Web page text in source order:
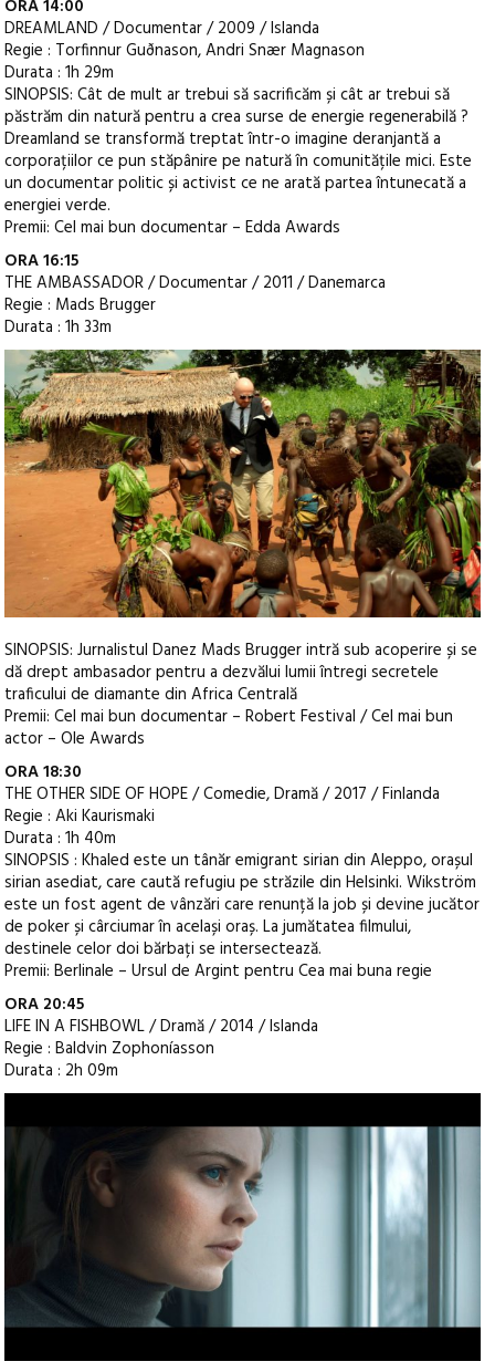
ORA 14:00
DREAMLAND / Documentar / 2009 / Islanda
Regie : Torfinnur Guðnason, Andri Snær Magnason
Durata : 1h 29m
SINOPSIS: Cât de mult ar trebui să sacrificăm și cât ar trebui să
păstrăm din natură pentru a crea surse de energie regenerabilă ?
Dreamland se transformă treptat într-o imagine deranjantă a
corporațiilor ce pun stăpânire pe natură în comunitățile mici. Este
un documentar politic și activist ce ne arată partea întunecată a
energiei verde.
Premii: Cel mai bun documentar – Edda Awards
ORA 16:15
THE AMBASSADOR / Documentar / 2011 / Danemarca
Regie : Mads Brugger
Durata : 1h 33m
SINOPSIS: Jurnalistul Danez Mads Brugger intră sub acoperire și se
dă drept ambasador pentru a dezvălui lumii întregi secretele
traficului de diamante din Africa Centrală
Premii: Cel mai bun documentar – Robert Festival / Cel mai bun
actor – Ole Awards
ORA 18:30
THE OTHER SIDE OF HOPE / Comedie, Dramă / 2017 / Finlanda
Regie : Aki Kaurismaki
Durata : 1h 40m
SINOPSIS : Khaled este un tânăr emigrant sirian din Aleppo, orașul
sirian asediat, care caută refugiu pe străzile din Helsinki. Wikström
este un fost agent de vânzări care renunță la job și devine jucător
de poker și cârciumar în același oraș. La jumătatea filmului,
destinele celor doi bărbați se intersectează.
Premii: Berlinale – Ursul de Argint pentru Cea mai buna regie
ORA 20:45
LIFE IN A FISHBOWL / Dramă / 2014 / Islanda
Regie : Baldvin Zophoníasson
Durata : 2h 09m